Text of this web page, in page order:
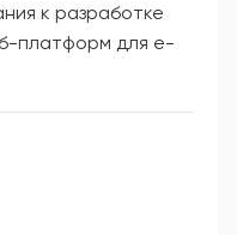
к разработке
платформ для e-